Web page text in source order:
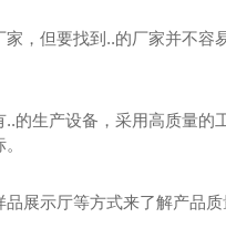
，但要找到..的厂家并不容
的生产设备，采用高质量的
展示厅等方式来了解产品